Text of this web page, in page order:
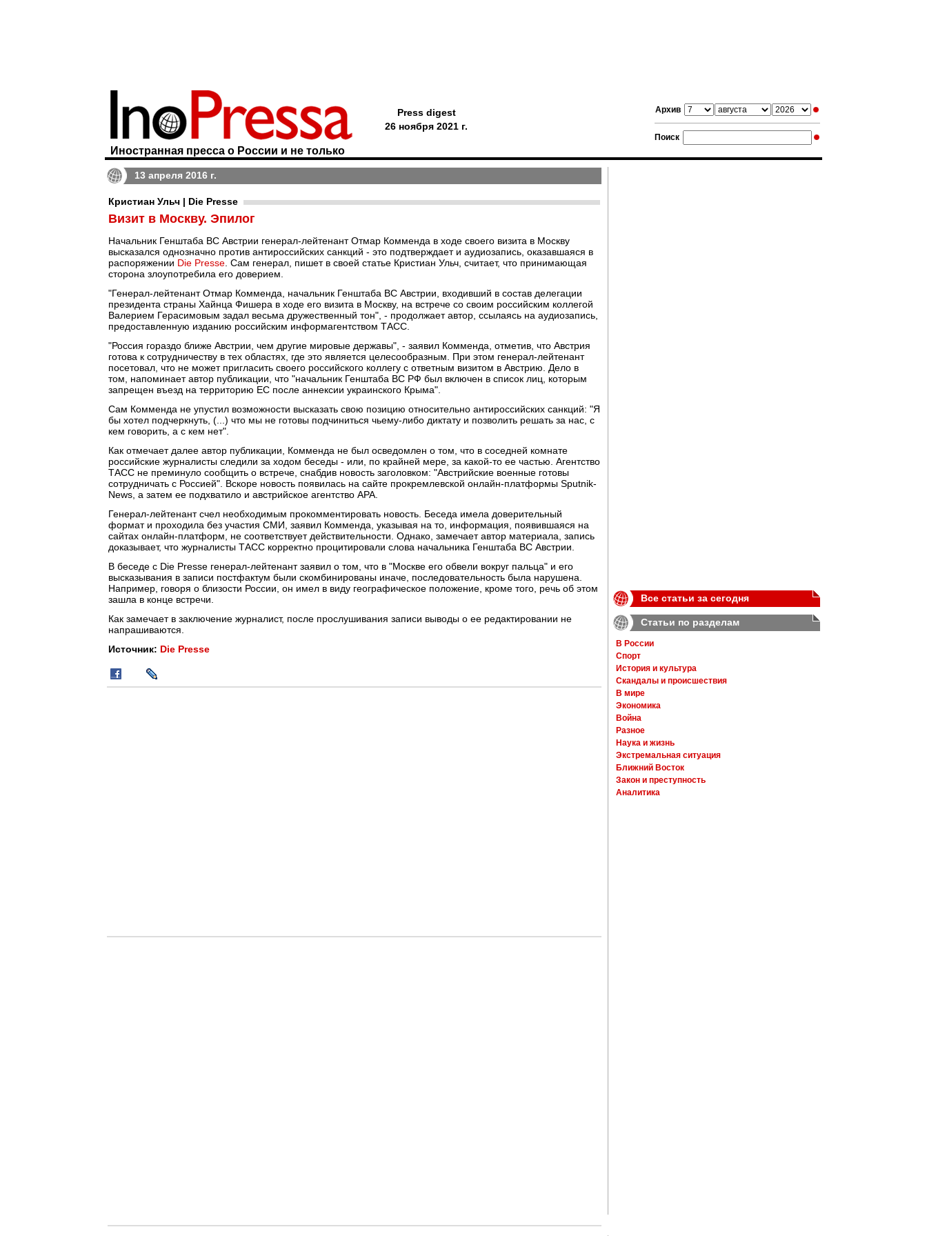
Архив
Поиск
Иностранная пресса о России и не только
Press digest
26 ноября 2021 г.
13 апреля 2016 г.
Кристиан Ульч | Die Presse
Визит в Москву. Эпилог
Начальник Генштаба ВС Австрии генерал-лейтенант Отмар Комменда в ходе своего визита в Москву
высказался однозначно против антироссийских санкций - это подтверждает и аудиозапись, оказавшаяся в
распоряжении Die Presse . Сам генерал, пишет в своей статье Кристиан Ульч, считает, что принимающая
сторона злоупотребила его доверием.
"Генерал-лейтенант Отмар Комменда, начальник Генштаба ВС Австрии, входивший в состав делегации
президента страны Хайнца Фишера в ходе его визита в Москву, на встрече со своим российским коллегой
Валерием Герасимовым задал весьма дружественный тон", - продолжает автор, ссылаясь на аудиозапись,
предоставленную изданию российским информагентством ТАСС.
"Россия гораздо ближе Австрии, чем другие мировые державы", - заявил Комменда, отметив, что Австрия
готова к сотрудничеству в тех областях, где это является целесообразным. При этом генерал-лейтенант
посетовал, что не может пригласить своего российского коллегу с ответным визитом в Австрию. Дело в
том, напоминает автор публикации, что "начальник Генштаба ВС РФ был включен в список лиц, которым
запрещен въезд на территорию ЕС после аннексии украинского Крыма".
Сам Комменда не упустил возможности высказать свою позицию относительно антироссийских санкций: "Я
бы хотел подчеркнуть, (...) что мы не готовы подчиниться чьему-либо диктату и позволить решать за нас, с
кем говорить, а с кем нет".
Как отмечает далее автор публикации, Комменда не был осведомлен о том, что в соседней комнате
российские журналисты следили за ходом беседы - или, по крайней мере, за какой-то ее частью. Агентство
ТАСС не преминуло сообщить о встрече, снабдив новость заголовком: "Австрийские военные готовы
сотрудничать с Россией". Вскоре новость появилась на сайте прокремлевской онлайн-платформы Sputnik-
News, а затем ее подхватило и австрийское агентство APA.
Генерал-лейтенант счел необходимым прокомментировать новость. Беседа имела доверительный
формат и проходила без участия СМИ, заявил Комменда, указывая на то, информация, появившаяся на
сайтах онлайн-платформ, не соответствует действительности. Однако, замечает автор материала, запись
доказывает, что журналисты ТАСС корректно процитировали слова начальника Генштаба ВС Австрии.
В беседе с Die Presse генерал-лейтенант заявил о том, что в "Москве его обвели вокруг пальца" и его
высказывания в записи постфактум были скомбинированы иначе, последовательность была нарушена.
Например, говоря о близости России, он имел в виду географическое положение, кроме того, речь об этом
зашла в конце встречи.
Как замечает в заключение журналист, после прослушивания записи выводы о ее редактировании не
напрашиваются.
Источник: Die Presse
Все статьи за сегодня
Статьи по разделам
В России
Спорт
История и культура
Скандалы и происшествия
В мире
Экономика
Война
Разное
Наука и жизнь
Экстремальная ситуация
Ближний Восток
Закон и преступность
Аналитика